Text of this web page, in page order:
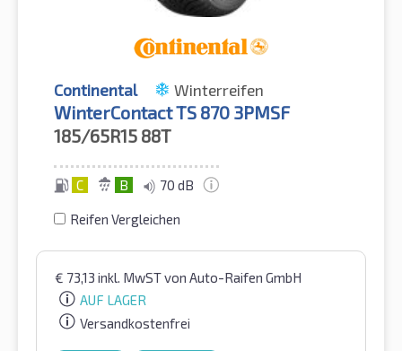
Continental Winterreifen
WinterContact TS 870 3PMSF
185/65R15 88T
C B 70 dB
Reifen Vergleichen
€ 73,13 inkl. MwSTvon Auto-Raifen GmbH
AUF LAGER
Versandkostenfrei